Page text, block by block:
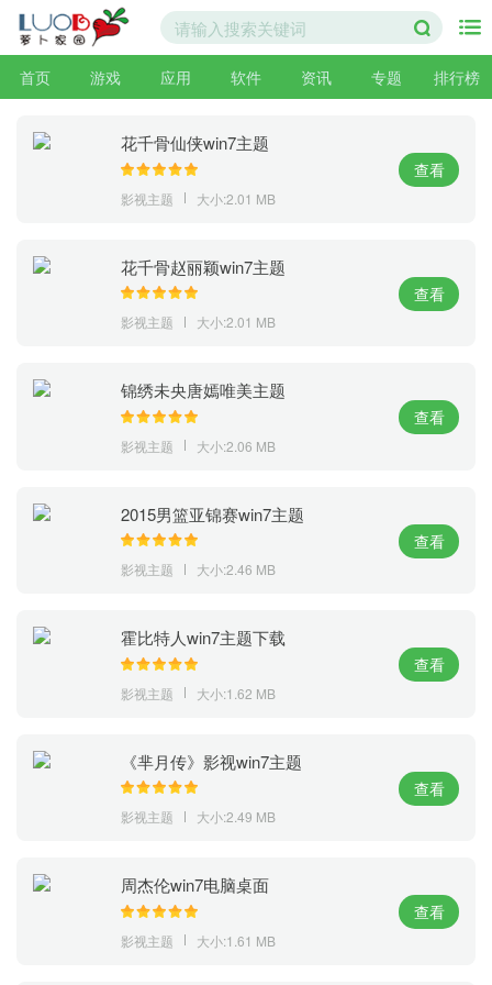
首页 游戏 应用 软件 资讯 专题 排行榜
花千骨仙侠win7主题
影视主题 大小:2.01 MB
查看
花千骨赵丽颖win7主题
影视主题 大小:2.01 MB
查看
锦绣未央唐嫣唯美主题
影视主题 大小:2.06 MB
查看
2015男篮亚锦赛win7主题
影视主题 大小:2.46 MB
查看
霍比特人win7主题下载
影视主题 大小:1.62 MB
查看
《芈月传》影视win7主题
影视主题 大小:2.49 MB
查看
周杰伦win7电脑桌面
影视主题 大小:1.61 MB
查看